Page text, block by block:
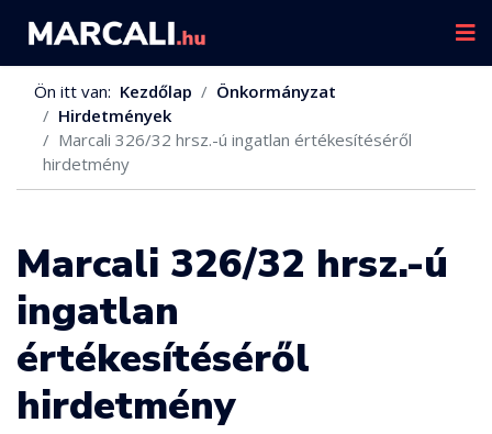
Ön itt van: Kezdőlap
Önkormányzat
Hirdetmények
Marcali 326/32 hrsz.-ú ingatlan értékesítéséről
hirdetmény
Marcali 326/32 hrsz.-ú
ingatlan
értékesítéséről
hirdetmény